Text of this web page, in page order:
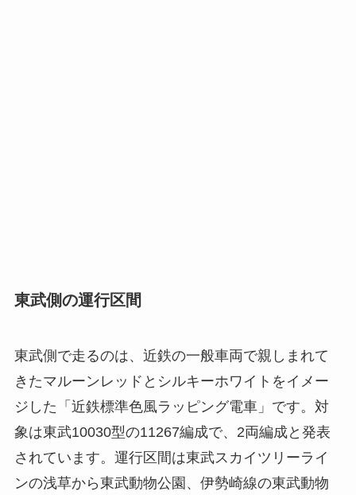
東武側の運行区間
東武側で走るのは、近鉄の一般車両で親しまれて
きたマルーンレッドとシルキーホワイトをイメー
ジした「近鉄標準色風ラッピング電車」です。対
象は東武10030型の11267編成で、2両編成と発表
されています。運行区間は東武スカイツリーライ
ンの浅草から東武動物公園、伊勢崎線の東武動物